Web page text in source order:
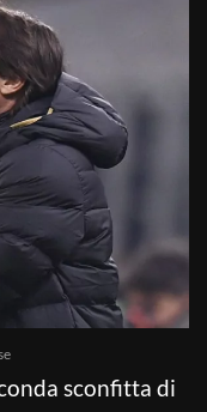
sconfitta di